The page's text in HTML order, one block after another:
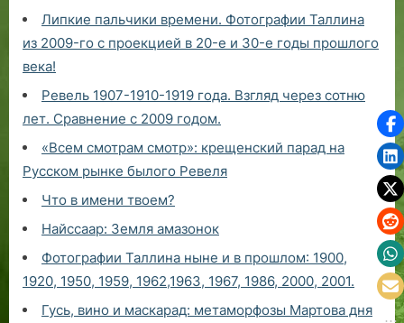
Липкие пальчики времени. Фотографии Таллина
из 2009-го с проекцией в 20-е и 30-е годы прошлого
века!
Ревель 1907-1910-1919 года. Взгляд через сотню
лет. Сравнение с 2009 годом.
«Всем смотрам смотр»: крещенский парад на
Русском рынке былого Ревеля
Что в имени твоем?
Найссаар: Земля амазонок
Фотографии Таллина ныне и в прошлом: 1900,
1920, 1950, 1959, 1962,1963, 1967, 1986, 2000, 2001.
Гусь, вино и маскарад: метаморфозы Мартова дня